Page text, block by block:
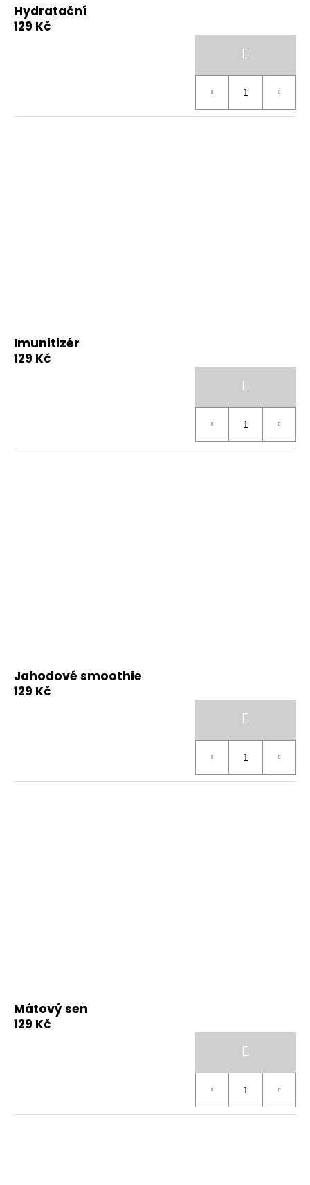
Hydratační
129 Kč
Imunitizér
129 Kč
Jahodové smoothie
129 Kč
Mátový sen
129 Kč